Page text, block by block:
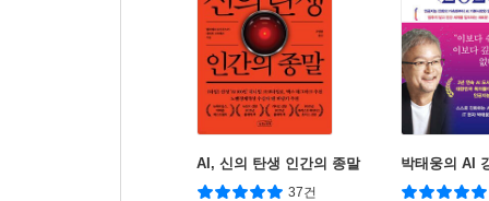
AI, 신의 탄생 인간의 종말
37건
박태웅의 AI